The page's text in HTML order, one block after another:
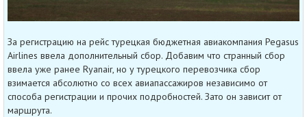
За регистрацию на рейс турецкая бюджетная авиакомпания Pegasus
Airlines ввела дополнительный сбор. Добавим что странный сбор
ввела уже ранее Ryanair, но у турецкого перевозчика сбор
взимается абсолютно со всех авиапассажиров независимо от
способа регистрации и прочих подробностей. Зато он зависит от
маршрута.